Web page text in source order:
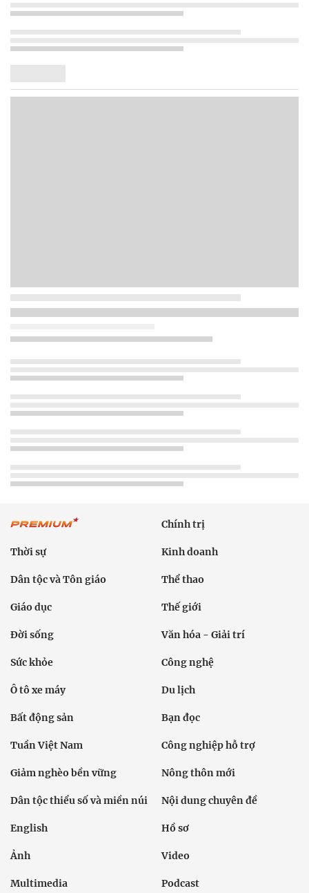
Chính trị
Thời sự Kinh doanh
Dân tộc và Tôn giáo Thể thao
Giáo dục Thế giới
Đời sống Văn hóa - Giải trí
Sức khỏe Công nghệ
Ô tô xe máy Du lịch
Bất động sản Bạn đọc
Tuần Việt Nam Công nghiệp hỗ trợ
Giảm nghèo bền vững Nông thôn mới
Dân tộc thiểu số và miền núi Nội dung chuyên đề
English Hồ sơ
Ảnh Video
Multimedia Podcast